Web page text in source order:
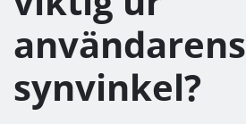
användarens
synvinkel?